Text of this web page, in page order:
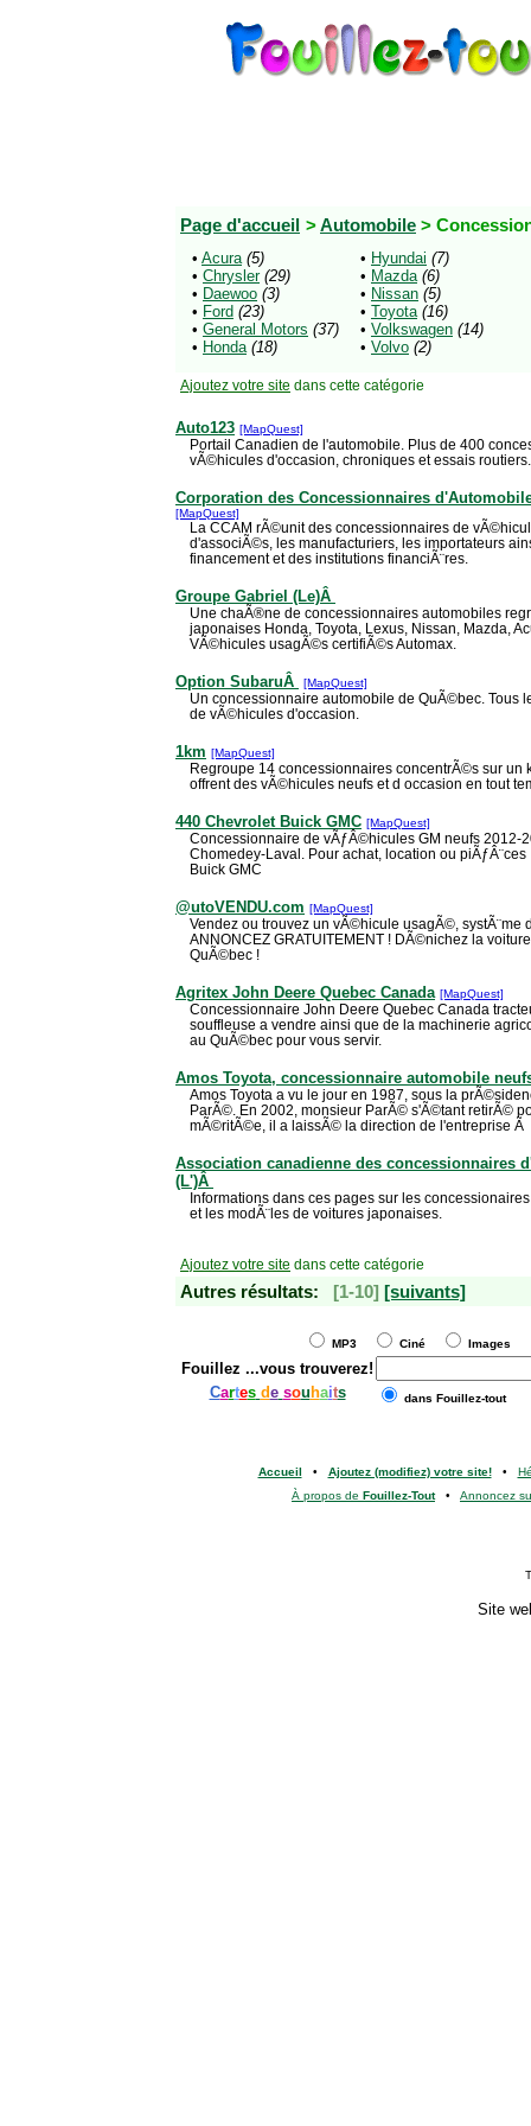
Page d'accueil >Automobile >
• Acura (5)
• Chrysler (29)
• Daewoo (3)
• Ford (23)
• General Motors (37)
• Honda (18)
• Hyundai (7)
• Mazda (6)
• Nissan (5)
• Toyota (16)
• Volkswagen (14)
• Volvo (2)
Ajoutez votre site dans cette catégorie
Auto123 [MapQuest]
Portail Canadien de l'automobile. Plus de 400
vÃ©hicules d'occasion, chroniques et essais
Corporation des Concessionnaires
[MapQuest]
La CCAM rÃ©unit des concessionnaires de
d'associÃ©s, les manufacturiers, les importateurs
financement et des institutions financiÃ¨res.
Groupe Gabriel (Le)Â
Une chaÃ®ne de concessionnaires automobiles
japonaises Honda, Toyota, Lexus, Nissan, Mazda,
VÃ©hicules usagÃ©s certifiÃ©s Automax.
Option SubaruÂ [MapQuest]
Un concessionnaire automobile de QuÃ©bec. Tous
de vÃ©hicules d'occasion.
1km [MapQuest]
Regroupe 14 concessionnaires concentrÃ©s sur un
offrent des vÃ©hicules neufs et d occasion en tout
440 Chevrolet Buick GMC [MapQuest]
Concessionnaire de vÃƒÂ©hicules GM neufs 2012-
Chomedey-Laval. Pour achat, location ou
Buick GMC
@utoVENDU.com [MapQuest]
Vendez ou trouvez un vÃ©hicule usagÃ©, systÃ¨me
ANNONCEZ GRATUITEMENT ! DÃ©nichez la
QuÃ©bec !
Agritex John Deere Quebec Canada [MapQuest]
Concessionnaire John Deere Quebec Canada
souffleuse a vendre ainsi que de la machinerie
au QuÃ©bec pour vous servir.
Amos Toyota, concessionnaire automobile
Amos Toyota a vu le jour en 1987, sous la
ParÃ©. En 2002, monsieur ParÃ© s'Ã©tant retirÃ©
mÃ©ritÃ©e, il a laissÃ© la direction de l'entreprise Ã
Association canadienne des concessionnaires
(L')Â
Informations dans ces pages sur les
et les modÃ¨les de voitures japonaises.
Ajoutez votre site dans cette catégorie
Autres résultats: [1-10] [suivants]
MP3 Ciné Images
Fouillez ...vous trouverez!
Cartes de sou haits dans Fouillez-tout
Accueil • Ajoutez (modifiez) votre site!•
À propos de Fouillez-Tout• Annoncez
Site